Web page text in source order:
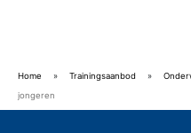
Home » Trainingsaanbod »
jongeren